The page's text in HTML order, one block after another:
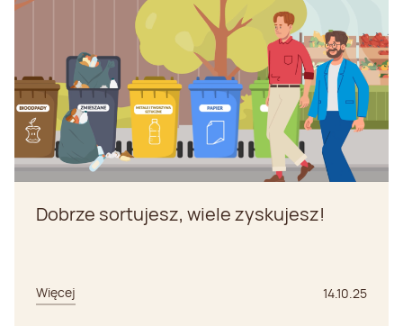
Dobrze sortujesz, wiele zyskujesz!
Więcej 14.10.25